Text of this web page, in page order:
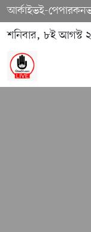
আর্কাইভই-পেপার
শনিবার, ৮ই আগস্ট